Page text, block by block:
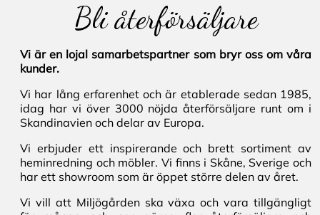
Bli återförsäljare
Vi är en lojal samarbetspartner som bryr oss om våra
kunder.
Vi har lång erfarenhet och är etablerade sedan 1985,
idag har vi över 3000 nöjda återförsäljare runt om i
Skandinavien och delar av Europa.
Vi erbjuder ett inspirerande och brett sortiment av
heminredning och möbler. Vi finns i Skåne, Sverige och
har ett showroom som är öppet större delen av året.
Vi vill att Miljögården ska växa och vara tillgängligt